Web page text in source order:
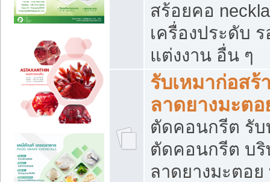
สร้อยคอ
เครื่องประดับ ร
แต่งงาน อื่น ๆ
รับเหมาก่อส
ลาดยางมะต
ตัดคอนกรีต รับ
ตัดคอนกรีต บริ
ลาดยางมะตอ